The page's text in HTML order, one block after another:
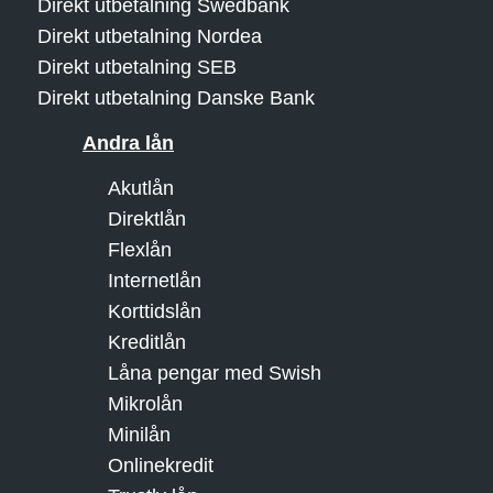
Direkt utbetalning Swedbank
Direkt utbetalning Nordea
Direkt utbetalning SEB
Direkt utbetalning Danske Bank
Andra lån
Akutlån
Direktlån
Flexlån
Internetlån
Korttidslån
Kreditlån
Låna pengar med Swish
Mikrolån
Minilån
Onlinekredit